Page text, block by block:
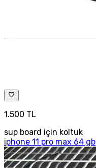
1.500 TL
sup board için koltuk
iphone 11 pro max 64 gb